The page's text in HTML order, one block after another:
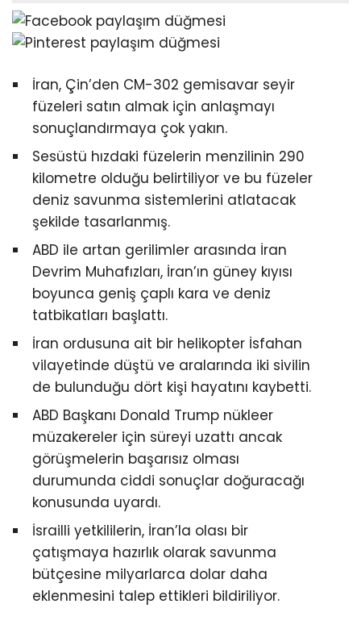
İran, Çin’den CM-302 gemisavar seyir
füzeleri satın almak için anlaşmayı
sonuçlandırmaya çok yakın.
Sesüstü hızdaki füzelerin menzilinin 290
kilometre olduğu belirtiliyor ve bu füzeler
deniz savunma sistemlerini atlatacak
şekilde tasarlanmış.
ABD ile artan gerilimler arasında İran
Devrim Muhafızları, İran’ın güney kıyısı
boyunca geniş çaplı kara ve deniz
tatbikatları başlattı.
İran ordusuna ait bir helikopter İsfahan
vilayetinde düştü ve aralarında iki sivilin
de bulunduğu dört kişi hayatını kaybetti.
ABD Başkanı Donald Trump nükleer
müzakereler için süreyi uzattı ancak
görüşmelerin başarısız olması
durumunda ciddi sonuçlar doğuracağı
konusunda uyardı.
İsrailli yetkililerin, İran’la olası bir
çatışmaya hazırlık olarak savunma
bütçesine milyarlarca dolar daha
eklenmesini talep ettikleri bildiriliyor.